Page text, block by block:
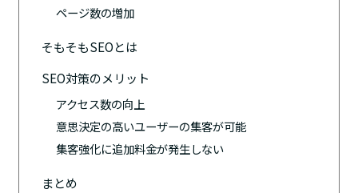
ページ数の増加
そもそもSEOとは
SEO対策のメリット
アクセス数の向上
意思決定の高いユーザーの集客が可能
集客強化に追加料金が発生しない
まとめ